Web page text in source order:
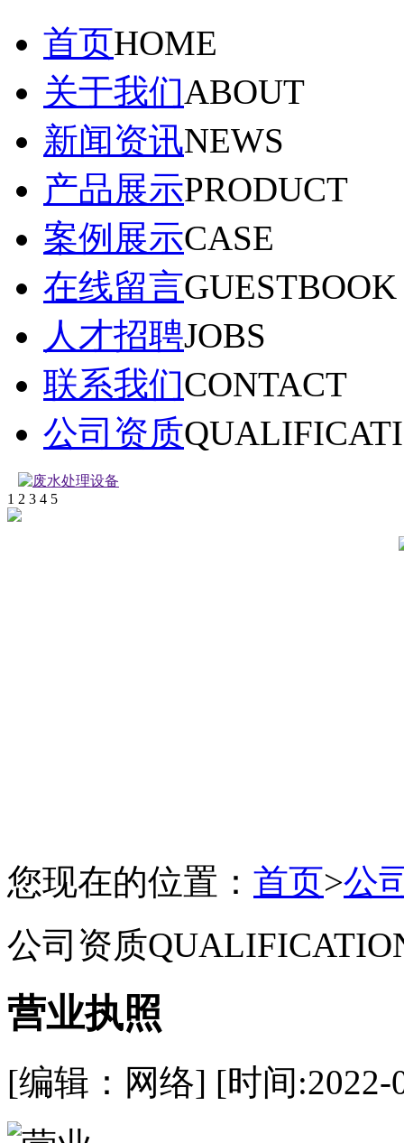
首页HOME
关于我们ABOUT
新闻资讯NEWS
产品展示PRODUCT
案例展示CASE
在线留言GUESTBOOK
人才招聘JOBS
联系我们CONTACT
公司资质
1 2 3 4 5
您现在的位置： 首页>公
公司资质
营业执照
[编辑：网络] [时间:2022-